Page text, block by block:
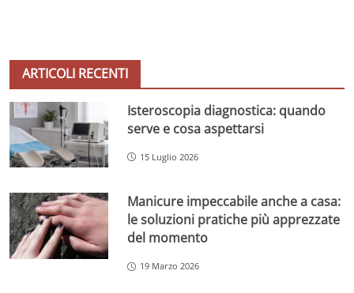
ARTICOLI RECENTI
Isteroscopia diagnostica: quando
serve e cosa aspettarsi
15 Luglio 2026
Manicure impeccabile anche a casa:
le soluzioni pratiche più apprezzate
del momento
19 Marzo 2026